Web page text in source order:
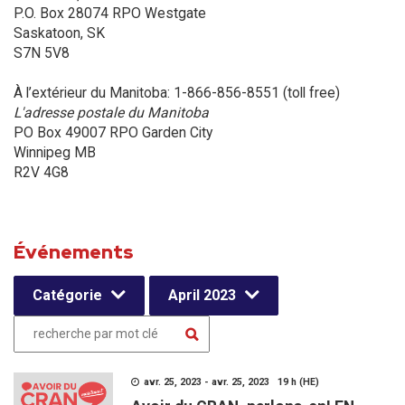
P.O. Box 28074 RPO Westgate
Saskatoon, SK
S7N 5V8
À l’extérieur du Manitoba: 1-866-856-8551 (toll free)
L'adresse postale du Manitoba
PO Box 49007 RPO Garden City
Winnipeg MB
R2V 4G8
Événements
Catégorie April 2023
avr. 25, 2023 - avr. 25, 2023 19 h (HE)